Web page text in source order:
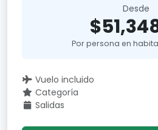
Desde
Por persona en
Vuelo incluido
Categoría
Salidas